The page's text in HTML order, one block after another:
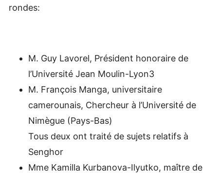
rondes:
M. Guy Lavorel, Président honoraire de
l’Université Jean Moulin-Lyon3
M. François Manga, universitaire
camerounais, Chercheur à l’Université de
Nimègue (Pays-Bas)
Tous deux ont traité de sujets relatifs à
Senghor
Mme Kamilla Kurbanova-Ilyutko, maître de